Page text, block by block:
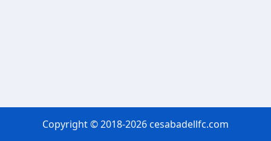
Copyright © 2018-2026 cesabadellfc.com